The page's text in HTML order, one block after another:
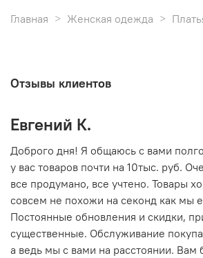
Главная Женская одежда
Отзывы клиентов
Евгений К.
Доброго дня! Я общаюсь с вами
у вас товаров почти на 10тыс. руб.
все продумано, все учтено. Товары
совсем не похожи на секонд как мы
Постоянные обновления и скидки,
существенные. Обслуживание
а ведь мы с вами на расстоянии. Вам